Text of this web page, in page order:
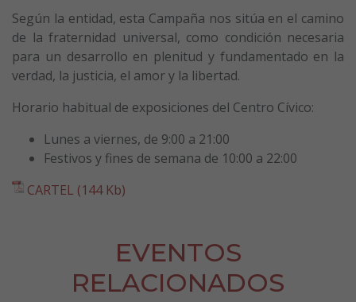
Según la entidad, esta Campaña nos sitúa en el camino
de la fraternidad universal, como condición necesaria
para un desarrollo en plenitud y fundamentado en la
verdad, la justicia, el amor y la libertad.
Horario habitual de exposiciones del Centro Cívico:
Lunes a viernes, de 9:00 a 21:00
Festivos y fines de semana de 10:00 a 22:00
CARTEL (144 Kb)
EVENTOS
RELACIONADOS